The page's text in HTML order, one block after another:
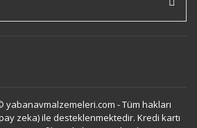
yabanavmalzemeleri.com - Tüm hakları
zeka) ile desteklenmektedir. Kredi kartı